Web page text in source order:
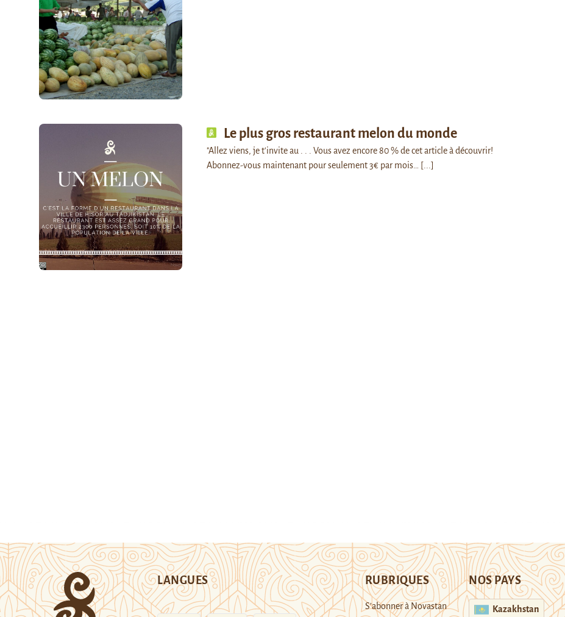
Le plus gros restaurant melon du monde
"Allez viens, je t'invite au . . . Vous avez encore 80 % de cet article à découvrir!
Abonnez-vous maintenant pour seulement 3€ par mois…
[...]
LANGUES RUBRIQUES
S’abonner à Novastan
NOS PAYS
Kazakhstan